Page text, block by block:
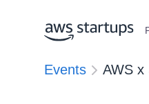
Events AWS x